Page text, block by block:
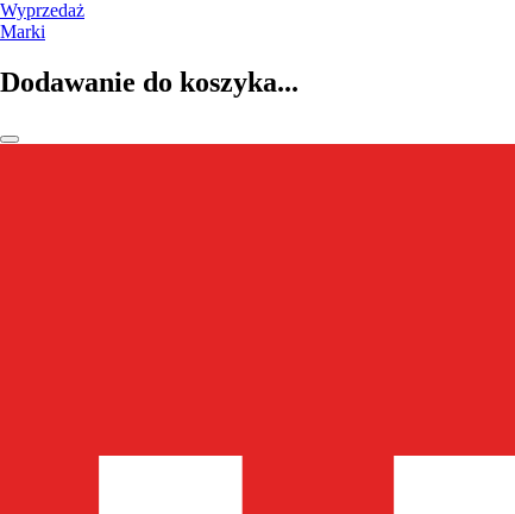
Wyprzedaż
Marki
Dodawanie do koszyka...